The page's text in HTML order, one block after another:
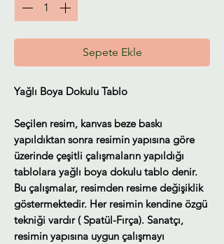
Sepete Ekle
Yağlı Boya Dokulu Tablo
Seçilen resim, kanvas beze baskı
yapıldıktan sonra resimin yapısına göre
üzerinde çeşitli çalışmaların yapıldığı
tablolara yağlı boya dokulu tablo denir.
Bu çalışmalar, resimden resime değişiklik
göstermektedir. Her resimin kendine özgü
tekniği vardır ( Spatül-Fırça). Sanatçı,
resimin yapısına uygun çalışmayı